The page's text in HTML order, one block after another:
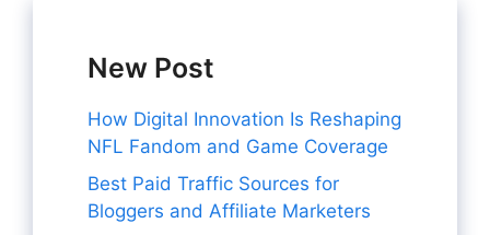
New Post
How Digital Innovation Is Reshaping
NFL Fandom and Game Coverage
Best Paid Traffic Sources for
Bloggers and Affiliate Marketers